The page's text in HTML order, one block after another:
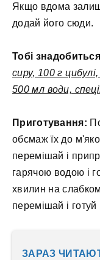
Якщо вдома
додай його сюди.
Тобі
сиру, 100 г
500 мл води,
Приготування:
обсмаж їх до
перемішай і
гарячою водою і
хвилин на
перемішай і
ЗАРАЗ